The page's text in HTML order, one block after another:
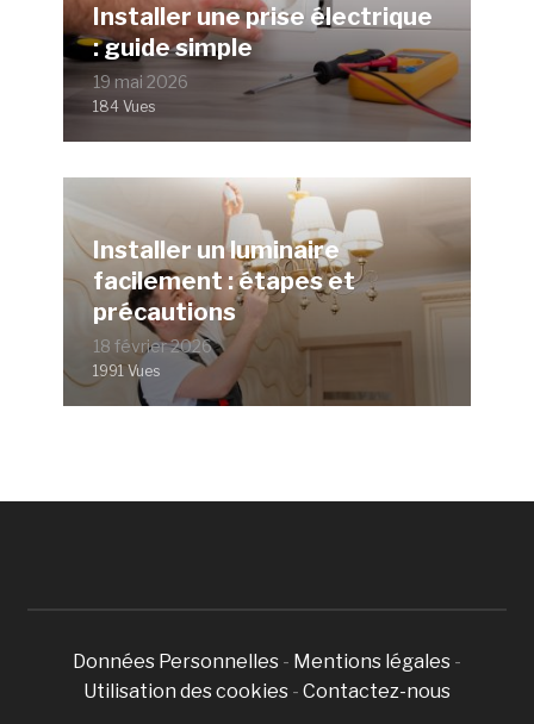
Installer une prise électrique
: guide simple
19 mai 2026
184 Vues
Installer un luminaire
facilement : étapes et
précautions
18 février 2026
1991 Vues
Données Personnelles - Mentions légales -
Utilisation des cookies - Contactez-nous